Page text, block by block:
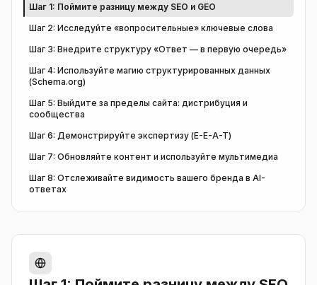
Шаг 1: Поймите разницу между SEO и GEO
Шаг 2: Исследуйте «вопросительные» ключевые слова
Шаг 3: Внедрите структуру «Ответ — в первую очередь»
Шаг 4: Используйте магию структурированных данных
(Schema.org)
Шаг 5: Выйдите за пределы сайта: дистрибуция и
сообщества
Шаг 6: Демонстрируйте экспертизу (E-E-A-T)
Шаг 7: Обновляйте контент и используйте мультимедиа
Шаг 8: Отслеживайте видимость вашего бренда в AI-
ответах